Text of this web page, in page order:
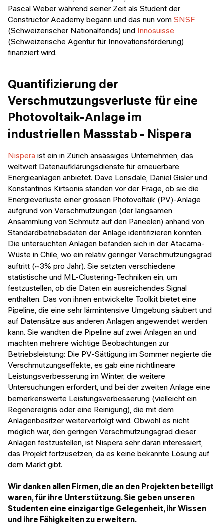
Pascal Weber während seiner Zeit als Student der
Constructor Academy begann und das nun vom SNSF
(Schweizerischer Nationalfonds) und Innosuisse
(Schweizerische Agentur für Innovationsförderung)
finanziert wird.
Quantifizierung der
Verschmutzungsverluste für eine
Photovoltaik-Anlage im
industriellen Massstab - Nispera
Nispera ist ein in Zürich ansässiges Unternehmen, das
weltweit Datenaufklärungsdienste für erneuerbare
Energieanlagen anbietet. Dave Lonsdale, Daniel Gisler und
Konstantinos Kirtsonis standen vor der Frage, ob sie die
Energieverluste einer grossen Photovoltaik (PV)-Anlage
aufgrund von Verschmutzungen (der langsamen
Ansammlung von Schmutz auf den Paneelen) anhand von
Standardbetriebsdaten der Anlage identifizieren konnten.
Die untersuchten Anlagen befanden sich in der Atacama-
Wüste in Chile, wo ein relativ geringer Verschmutzungsgrad
auftritt (~3% pro Jahr). Sie setzten verschiedene
statistische und ML-Clustering-Techniken ein, um
festzustellen, ob die Daten ein ausreichendes Signal
enthalten. Das von ihnen entwickelte Toolkit bietet eine
Pipeline, die eine sehr lärmintensive Umgebung säubert und
auf Datensätze aus anderen Anlagen angewendet werden
kann. Sie wandten die Pipeline auf zwei Anlagen an und
machten mehrere wichtige Beobachtungen zur
Betriebsleistung: Die PV-Sättigung im Sommer negierte die
Verschmutzungseffekte, es gab eine nichtlineare
Leistungsverbesserung im Winter, die weitere
Untersuchungen erfordert, und bei der zweiten Anlage eine
bemerkenswerte Leistungsverbesserung (vielleicht ein
Regenereignis oder eine Reinigung), die mit dem
Anlagenbesitzer weiterverfolgt wird. Obwohl es nicht
möglich war, den geringen Verschmutzungsgrad dieser
Anlagen festzustellen, ist Nispera sehr daran interessiert,
das Projekt fortzusetzen, da es keine bekannte Lösung auf
dem Markt gibt.
Wir danken allen Firmen, die an den Projekten beteiligt
waren, für ihre Unterstützung. Sie geben unseren
Studenten eine einzigartige Gelegenheit, ihr Wissen
und ihre Fähigkeiten zu erweitern.